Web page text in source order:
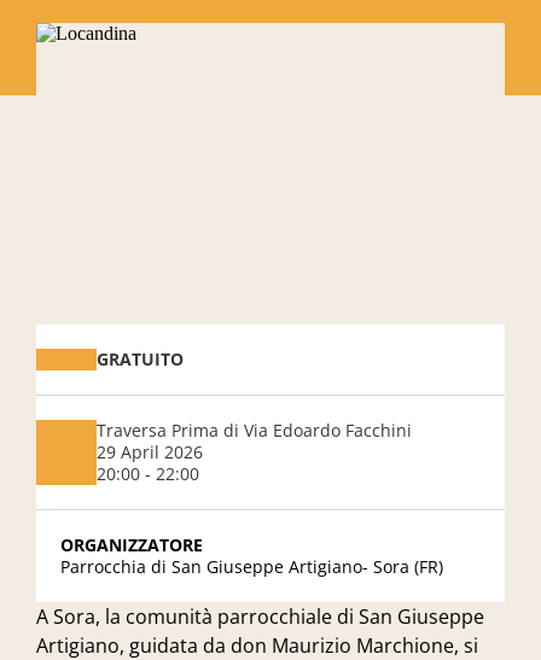
ASora, la comunità parrocchiale di San Giuseppe
Artigiano, guidata da don Maurizio Marchione, si
GRATUITO
Traversa Prima di Via Edoardo Facchini
29 April 2026
20:00 - 22:00
ORGANIZZATORE
Parrocchia di San Giuseppe Artigiano- Sora (FR)